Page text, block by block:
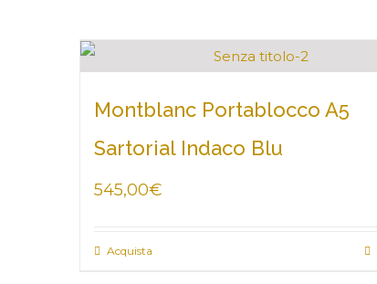
Montblanc Portablocco A5
Sartorial Indaco Blu
545,00€
Acquista